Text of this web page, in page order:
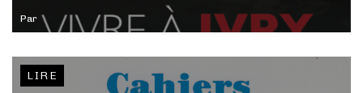
Par
LIRE